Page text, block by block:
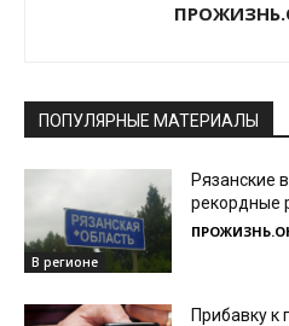
ПОПУЛЯРНЫЕ МАТЕРИАЛЫ
В регионе
Рязанские
рекордные
Прибавку к